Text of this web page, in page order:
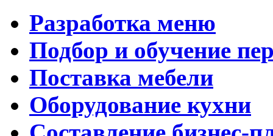
Разработка меню
Подбор и обучение
Поставка мебели
Оборудование кухни